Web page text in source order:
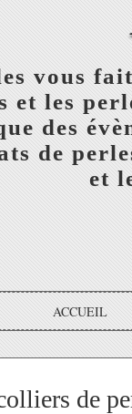
vous
et les
des
de
et
ACCUEIL
de